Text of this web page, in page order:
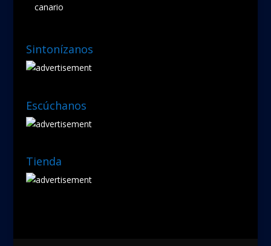
canario
Sintonízanos
Escúchanos
Tienda